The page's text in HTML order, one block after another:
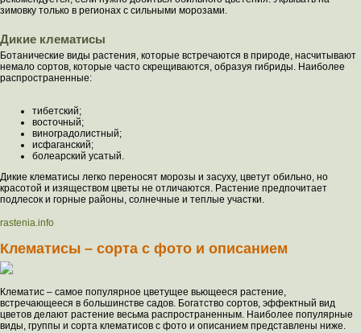
зимовку только в регионах с сильными морозами.
Дикие клематисы
Ботанические виды растения, которые встречаются в природе, насчитывают
немало сортов, которые часто скрещиваются, образуя гибриды. Наиболее
распространенные:
тибетский;
восточный;
виноградолистный;
исфаганский;
болеарский усатый.
Дикие клематисы легко переносят морозы и засуху, цветут обильно, но
красотой и изяществом цветы не отличаются. Растение предпочитает
подлесок и горные районы, солнечные и теплые участки.
rastenia.info
Клематисы – сорта с фото и описанием
Клематис – самое популярное цветущее вьющееся растение,
встречающееся в большинстве садов. Богатство сортов, эффектный вид
цветов делают растение весьма распространенным. Наиболее популярные
виды, группы и сорта клематисов с фото и описанием представлены ниже.